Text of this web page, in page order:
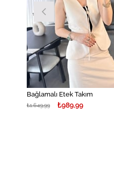
Bağlamalı Etek Takım
₺989,99
₺1.649,99